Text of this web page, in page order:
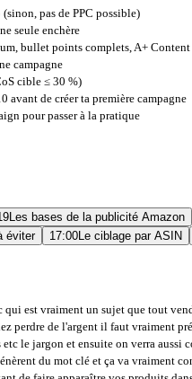
(sinon, pas de PPC possible)
seule enchère
bullet points complets, A+
campagne
cible ≤ 30 %)
avant de créer ta première campagne
pour passer à la pratique
Les bases de la publicité Amazon
éviter 17:00Le ciblage par ASIN
référence à rien du tout donc c'est celle-ci qui arrive en cinquième position donc si vous allez plus bas vous allez certainement voir aussi d'autres offres sponsorisées voilà ici c'est d'autres Zox sponsorisé qui apparaissent plus bas dans le résultat de recherche pourquoi parce que leur enchères est moins élevé donc ça c'est vraiment pour comprendre la différence entre des offres sponsorisés des offres dans sponsorisées donc maintenant que vous avez compris cette différence là si je clique sur ce produit et que j'achète ce produit le vendeur aura généré une vente sponsorisée à l'inverse si je vais sur ce produit là qui en positionnement organique si je l'achète le vendeur va générer une vente organique donc vente payante vente organique ou vente sponsorisées vente organique c'est pareil donc il faut savoir que le PPC à trois utilités au final c'est un canal publicitaire premièrement c'est un canal de croissance c'est un canal d'obtention de mots clés donc canal publicitaire voilà parce que on paye on apparaît mieux dans les résultats de recherche canal de croissance pourquoi parce que le fait de mieux apparaître finalement dans les hôtels de recherche ça génère plus de ventes ça améliore d'autres BSR et sa constitue en fait un ensemble de mesures qui va permettre de faire croître les ventes et donc votre business canal d'obtention de mots clés pourquoi parce que la création de campagne PPC va permettre de traquer de